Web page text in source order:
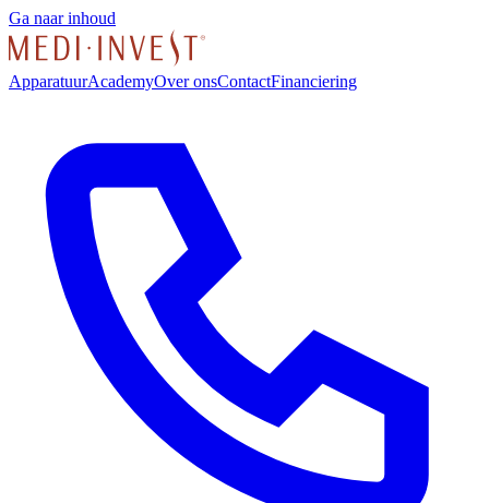
Ga naar inhoud
ApparatuurAcademyOver onsContactFinanciering